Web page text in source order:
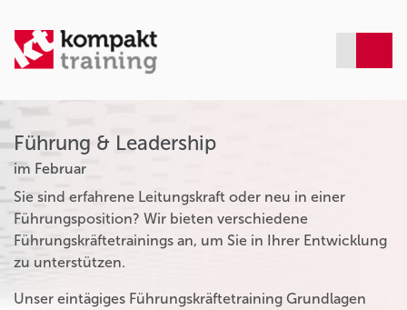
Führung & Leadership
im Februar
Sie sind erfahrene Leitungskraft oder neu in einer
Führungsposition? Wir bieten verschiedene
Führungskräftetrainings an, um Sie in Ihrer Entwicklung
zu unterstützen.
Unser eintägiges Führungskräftetraining Grundlagen